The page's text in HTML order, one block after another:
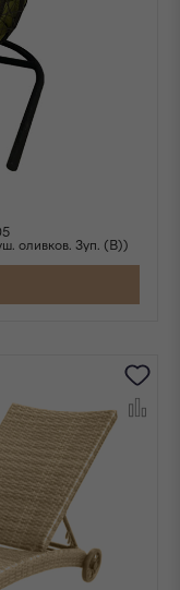
оливков. 3уп. (В))